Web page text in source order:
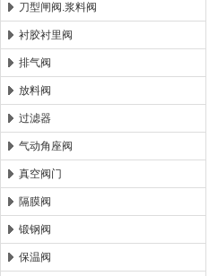
刀型闸阀.浆料阀
衬胶衬里阀
排气阀
放料阀
过滤器
气动角座阀
真空阀门
隔膜阀
锻钢阀
保温阀